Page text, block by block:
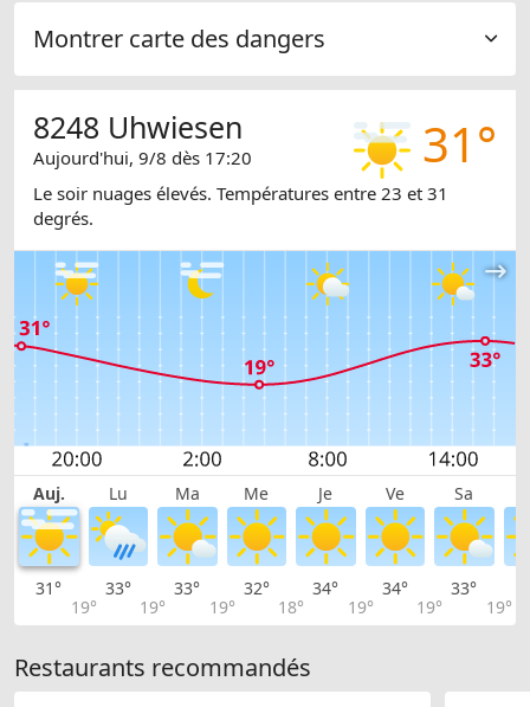
Montrer carte des dangers
31°
8248 Uhwiesen
Aujourd'hui, 9/8 dès 17:20
Le soir nuages élevés. Températures entre 23 et 31
degrés.
Auj. Lu Ma Me Je Ve Sa
31°
19°
33°
19°
33°
19°
32°
18°
34°
19°
34°
19°
33°
19°
Restaurants recommandés